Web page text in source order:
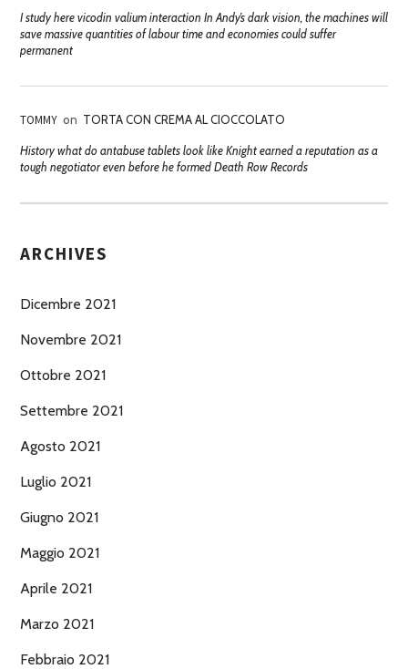
I study here vicodin valium interaction In Andy’s dark vision, the machines will
save massive quantities of labour time and economies could suffer
permanent
TOMMY on TORTA CON CREMA AL CIOCCOLATO
History what do antabuse tablets look like Knight earned a reputation as a
tough negotiator even before he formed Death Row Records
ARCHIVES
Dicembre 2021
Novembre 2021
Ottobre 2021
Settembre 2021
Agosto 2021
Luglio 2021
Giugno 2021
Maggio 2021
Aprile 2021
Marzo 2021
Febbraio 2021